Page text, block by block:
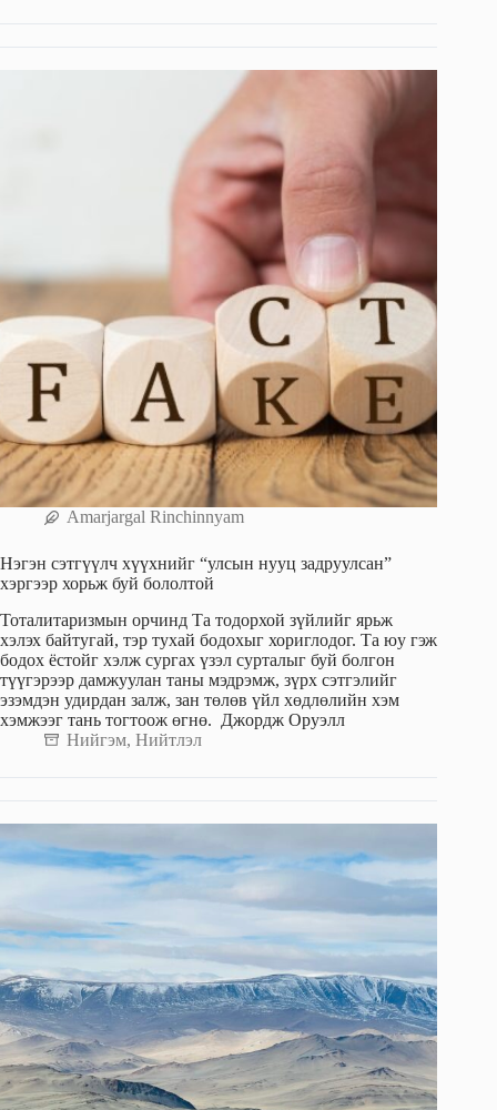
Amarjargal Rinchinnyam
Нэгэн сэтгүүлч хүүхнийг “улсын нууц задруулсан”
хэргээр хорьж буй бололтой
Тоталитаризмын орчинд Та тодорхой зүйлийг ярьж
хэлэх байтугай, тэр тухай бодохыг хориглодог. Та юу гэж
бодох ёстойг хэлж сургах үзэл сурталыг буй болгон
түүгэрээр дамжуулан таны мэдрэмж, зүрх сэтгэлийг
эзэмдэн удирдан залж, зан төлөв үйл хөдлөлийн хэм
хэмжээг тань тогтоож өгнө. Джордж Оруэлл
Нийгэм, Нийтлэл